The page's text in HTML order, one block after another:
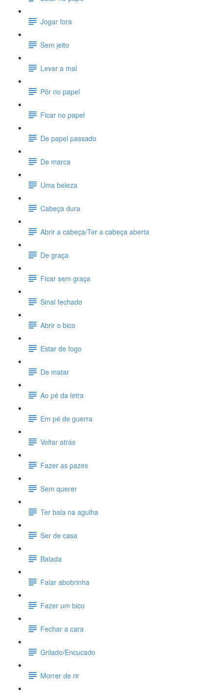
Jogar fora
Sem jeito
Levar a mal
Pôr no papel
Ficar no papel
De papel passado
De marca
Uma beleza
Cabeça dura
Abrir a cabeça/Ter a cabeça aberta
De graça
Ficar sem graça
Sinal fechado
Abrir o bico
Estar de fogo
De matar
Ao pé da letra
Em pé de guerra
Voltar atrás
Fazer as pazes
Sem querer
Ter bala na agulha
Ser de casa
Balada
Falar abobrinha
Fazer um bico
Fechar a cara
Grilado/Encucado
Morrer de rir